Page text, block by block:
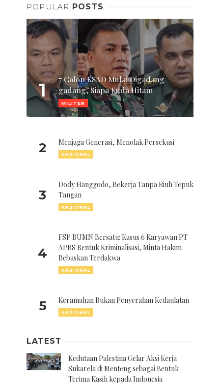
POPULAR POSTS
1
7 Calon KSAD Mulai Digadang-
gadang, Siapa Kuda Hitam
MILITER
2 Menjaga Generasi, Menolak Persekusi
NASIONAL
3
Dody Hanggodo, Bekerja Tanpa Riuh Tepuk
Tangan
NASIONAL
4
FSP BUMN Bersatu: Kasus 6 Karyawan PT
APBS Bentuk Kriminalisasi, Minta Hakim
Bebaskan Terdakwa
NASIONAL
5 Keramahan Bukan Penyerahan Kedaulatan
NASIONAL
LATEST
Kedutaan Palestina Gelar Aksi Kerja
Sukarela di Menteng sebagai Bentuk
Terima Kasih kepada Indonesia